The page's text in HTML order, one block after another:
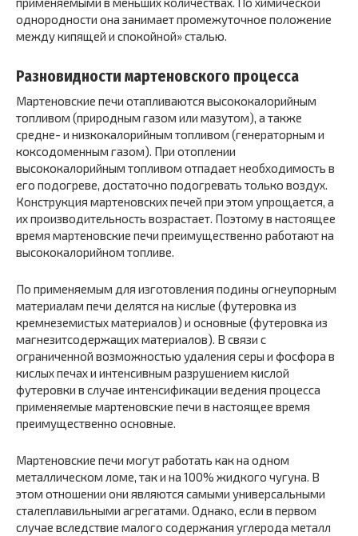
однородности она занимает промежуточное положение
между кипящей и спокойной» сталью.
Разновидности мартеновского процесса
Мартеновские печи отапливаются высококалорийным
топливом (природным газом или мазутом), а также
средне- и низкокалорийным топливом (генераторным и
коксодоменным газом). При отоплении
высококалорийным топливом отпадает необходимость в
его подогреве, достаточно подогревать только воздух.
Конструкция мартеновских печей при этом упрощается, а
их производительность возрастает. Поэтому в настоящее
время мартеновские печи преимущественно работают на
высококалорийном топливе.
По применяемым для изготовления подины огнеупорным
материалам печи делятся на кислые (футеровка из
кремнеземистых материалов) и основные (футеровка из
магнезитсодержащих материалов). В связи с
ограниченной возможностью удаления серы и фосфора в
кислых печах и интенсивным разрушением кислой
футеровки в случае интенсификации ведения процесса
применяемые мартеновские печи в настоящее время
преимущественно основные.
Мартеновские печи могут работать как на одном
металлическом ломе, так и на 100% жидкого чугуна. В
этом отношении они являются самыми универсальными
сталеплавильными агрегатами. Однако, если в первом
случае вследствие малого содержания углерода металл